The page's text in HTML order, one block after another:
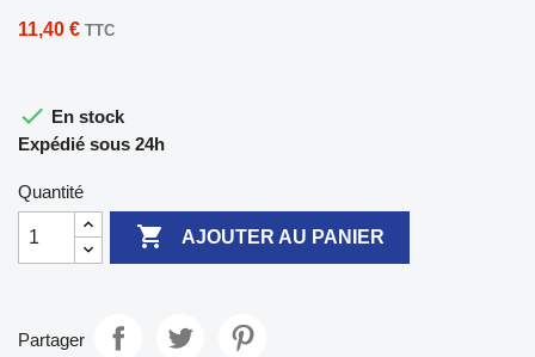
11,40 € TTC
 En stock
Expédié sous 24h
Quantité
 AJOUTER AU PANIER
Partager